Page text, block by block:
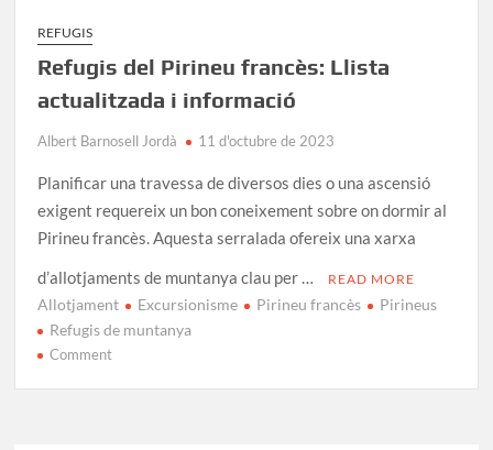
REFUGIS
Refugis del Pirineu francès: Llista
actualitzada i informació
Albert Barnosell Jordà 11 d'octubre de 2023
Planificar una travessa de diversos dies o una ascensió
exigent requereix un bon coneixement sobre on dormir al
Pirineu francès. Aquesta serralada ofereix una xarxa
d’allotjaments de muntanya clau per …
READ MORE
Allotjament Excursionisme Pirineu francès
Pirineus
Refugis de muntanya
Commenton